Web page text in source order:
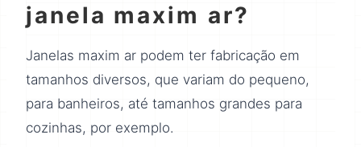
janela maxim ar?
Janelas maxim ar podem ter fabricação em
tamanhos diversos, que variam do pequeno,
para banheiros, até tamanhos grandes para
cozinhas, por exemplo.